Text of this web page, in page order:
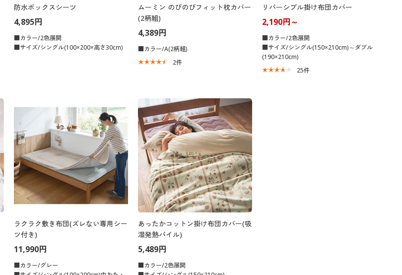
防水ボックスシーツ
4,895円
■カラー/2色展開
■サイズ/シングル(100×200×高さ30cm)
ムーミン のびのびフィット枕カバー
(2柄組)
4,389円
■カラー/A(2柄組)
2件
リバーシブル掛け布団カバー
2,190円～
■カラー/2色展開
■サイズ/シングル(150×210cm)～ダブル
(190×210cm)
25件
ラクラク敷き布団(ズレない専用シー
ツ付き)
11,990円
■カラー/グレー
あったかコットン掛け布団カバー(吸
湿発熱パイル)
5,489円
■カラー/2色展開